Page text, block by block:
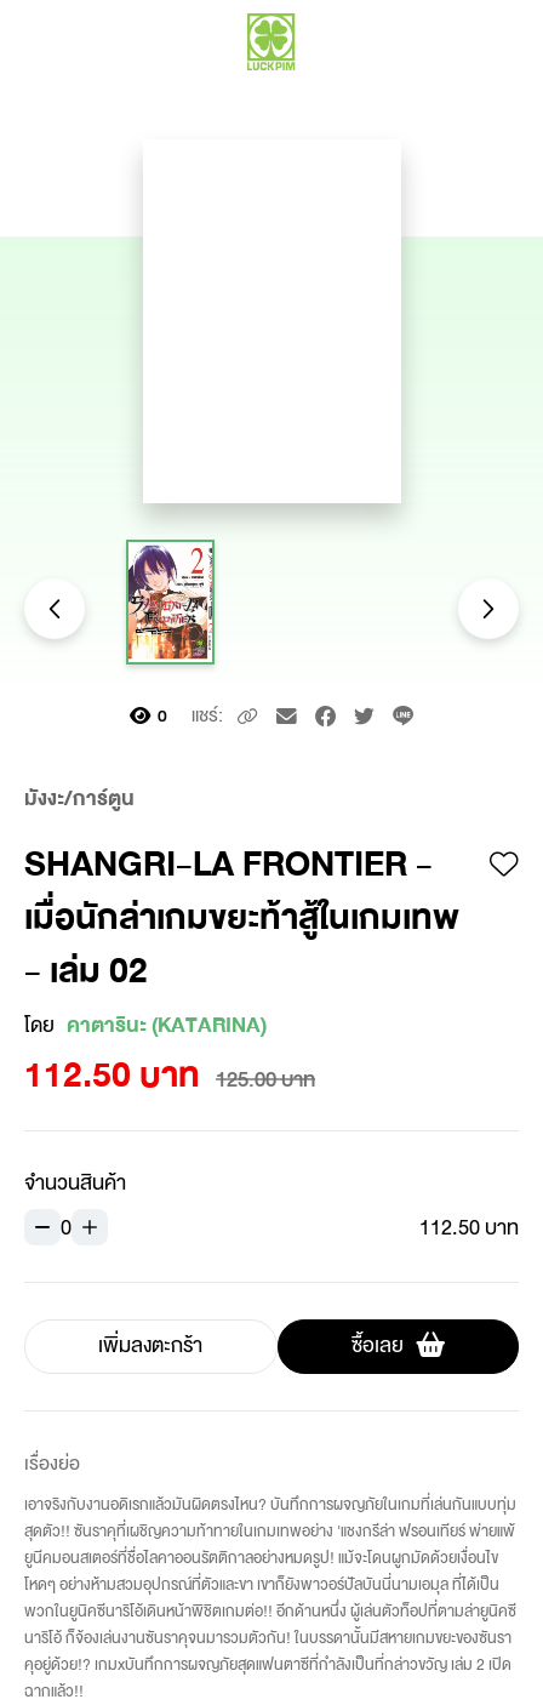
0 แชร์:
มังงะ/การ์ตูน
SHANGRI-LA FRONTIER -
เมื่อนักล่าเกมขยะท้าสู้ในเกมเทพ
- เล่ม 02
โดย คาตารินะ (KATARINA)
112.50 บาท 125.00 บาท
จำนวนสินค้า
0
112.50 บาท
เพิ่มลงตะกร้า ซื้อเลย
เรื่องย่อ
เอาจริงกับงานอดิเรกแล้วมันผิดตรงไหน? บันทึกการผจญภัยในเกมที่เล่นกันแบบทุ่ม
สุดตัว!! ซันราคุที่เผชิญความท้าทายในเกมเทพอย่าง 'แชงกรีล่า ฟรอนเทียร์ พ่ายแพ้
ยูนีคมอนสเตอร์ที่ชื่อไลคาออนรัตติกาลอย่างหมดรูป! แม้จะโดนผูกมัดด้วยเงื่อนไข
โหดๆ อย่างห้ามสวมอุปกรณ์ที่ตัวและขา เขาก็ยังพาวอร์ปัลบันนี่นามเอมุล ที่ได้เป็น
พวกในยูนิคซีนาริโอ้เดินหน้าพิชิตเกมต่อ!! อีกด้านหนึ่ง ผู้เล่นตัวท็อปที่ตามล่ายูนิคซี
นาริโอ้ ก็จ้องเล่นงานซันราคุจนมารวมตัวกัน! ในบรรดานั้นมีสหายเกมขยะของซันรา
คุอยู่ด้วย!? เกมxบันทึกการผจญภัยสุดแฟนตาซีที่กำลังเป็นที่กล่าวขวัญ เล่ม 2 เปิด
ฉากแล้ว!!